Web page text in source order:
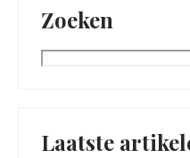
Zoeken
Laatste